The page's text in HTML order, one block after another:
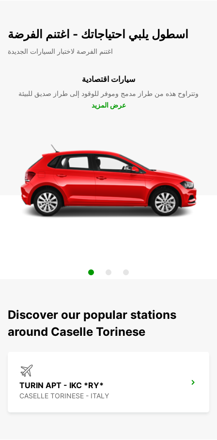
اسطول يلبي احتياجاتك - اغتنم الفرضة
اغتنم الفرصة لاختبار السيارات الجديدة
سيارات اقتصادية
وتتراوح هذه من طراز مدمج وموفر للوقود إلى طراز صديق للبيئة
عرض المزيد
Discover our popular stations
around Caselle Torinese
TURIN APT - IKC *RY*
CASELLE TORINESE - ITALY